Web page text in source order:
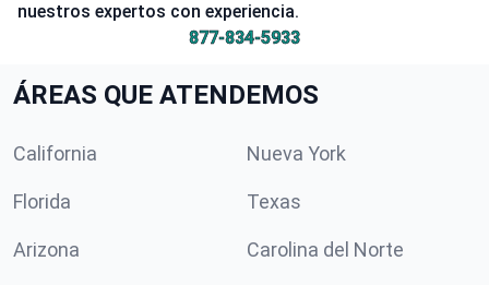
nuestros expertos con experiencia.
877-834-5933
ÁREAS QUE ATENDEMOS
California Nueva York
Florida Texas
Arizona Carolina del Norte